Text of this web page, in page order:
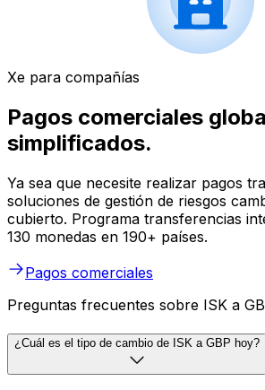
Xe para compañías
Pagos comerciales
simplificados.
Ya sea que necesite realizar pagos
soluciones de gestión de riesgos
cubierto. Programa transferencias
130 monedas en 190+ países.
Pagos comerciales
Preguntas frecuentes sobre ISK a
¿Cuál es el tipo de cambio de ISK a GBP hoy?